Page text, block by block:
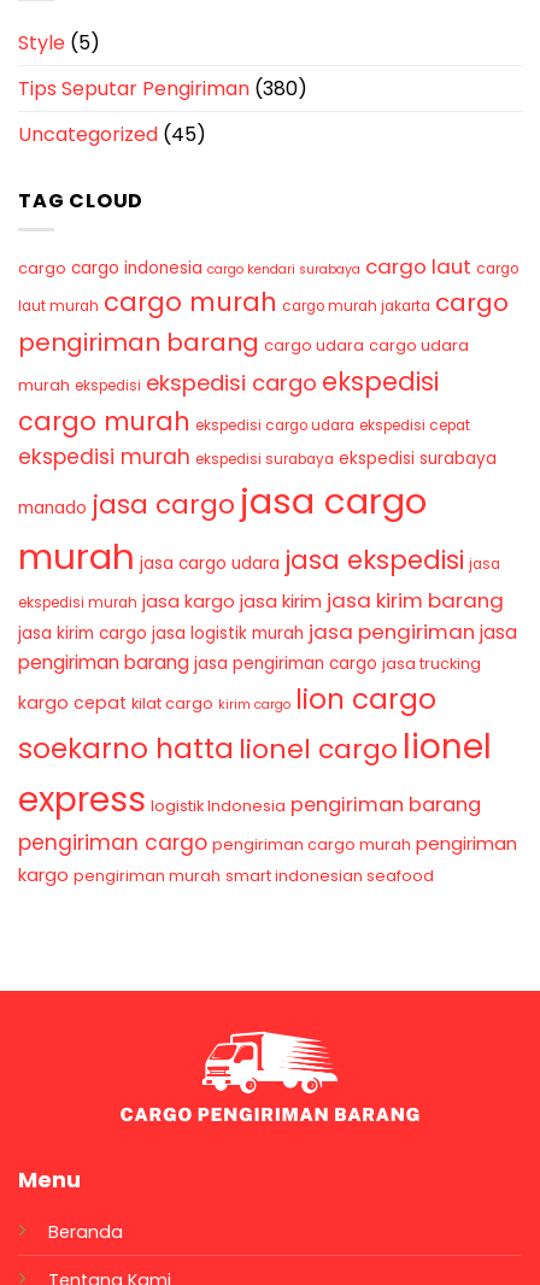
Style (5)
Tips Seputar Pengiriman (380)
Uncategorized (45)
TAG CLOUD
cargo cargo indonesia cargo kendari surabaya cargo laut cargo
laut murah cargo murah cargo murah jakarta cargo
pengiriman barang cargo udara cargo udara
murah ekspedisi ekspedisi cargo ekspedisi
cargo murah ekspedisi cargo udara ekspedisi cepat
ekspedisi murah ekspedisi surabaya ekspedisi surabaya
manado jasa cargo jasa cargo
murah jasa cargo udara jasa ekspedisi jasa
ekspedisi murah jasa kargo jasa kirim jasa kirim barang
jasa kirim cargo jasa logistik murah jasa pengiriman jasa
pengiriman barang jasa pengiriman cargo jasa trucking
kargo cepat kilat cargo kirim cargo lion cargo
soekarno hatta lionel cargo lionel
express logistik Indonesia pengiriman barang
pengiriman cargo pengiriman cargo murah pengiriman
kargo pengiriman murah smart indonesian seafood
Menu
Beranda